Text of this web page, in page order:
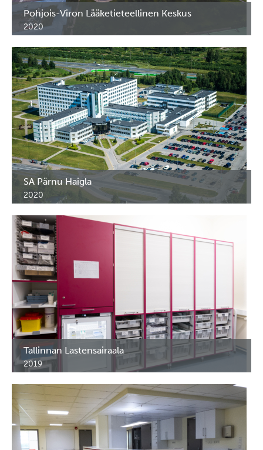
Pohjois-Viron Lääketieteellinen Keskus
2020
Mittatilauskalusteet. Ensihoito- ja potilaskuljetusyksikkö
Kohilan kaupunki. Psykiatrian klinikkan VII ja VIII osastot
sekä Keuhkotautien klinikka. Viro.
SA Pärnu Haigla
2020
Mittatilauskalusteet, vastaanottotiski, puketumistilat,
seinäpaneelit. Pärnun sairaala, Viro.
Tallinnan Lastensairaala
2019
Lääkekaapit pediatrian osastolle.